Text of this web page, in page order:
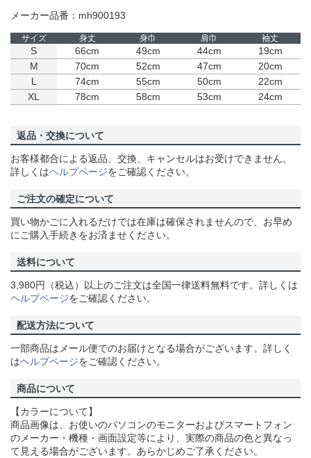
メーカー品番：mh900193
サイズ 身丈 身巾 肩巾 袖丈
S 66cm 49cm 44cm
19cm
M
70cm 52cm 47cm
20cm
L
74cm 55cm 50cm
22cm
XL
78cm 58cm 53cm 24cm
返品・交換について
お客様都合による返品、交換、キャンセルはお受けできません。
詳しくはヘルプページをご確認ください。
ご注文の確定について
買い物かごに入れるだけでは在庫は確保されませんので、お早め
にご購入手続きをお済ませください。
送料について
3,980円（税込）以上のご注文は全国一律送料無料です。詳しくは
ヘルプページをご確認ください。
配送方法について
一部商品はメール便でのお届けとなる場合がございます。詳しく
はヘルプページをご確認ください。
商品について
【カラーについて】
商品画像は、お使いのパソコンのモニターおよびスマートフォン
のメーカー・機種・画面設定等により、実際の商品の色と異なっ
て見える場合がございます。あらかじめご了承ください。